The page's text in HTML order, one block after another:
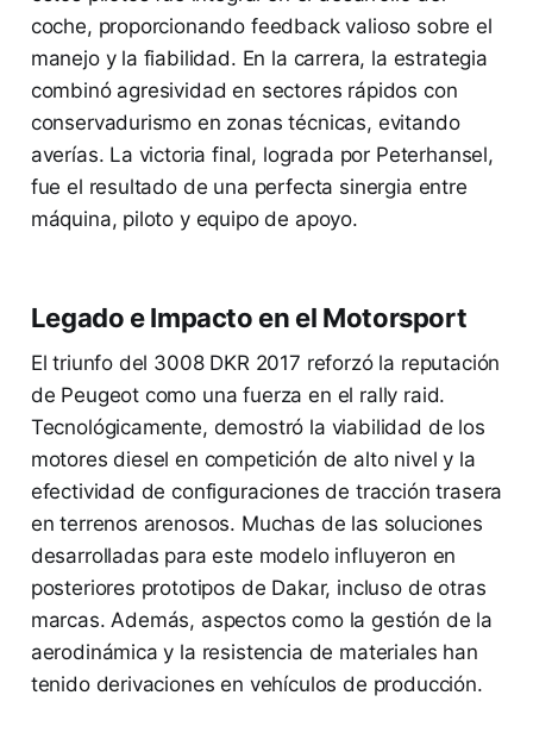
coche, proporcionando feedback valioso sobre el
manejo y la fiabilidad. En la carrera, la estrategia
combinó agresividad en sectores rápidos con
conservadurismo en zonas técnicas, evitando
averías. La victoria final, lograda por Peterhansel,
fue el resultado de una perfecta sinergia entre
máquina, piloto y equipo de apoyo.
Legado e Impacto en el Motorsport
El triunfo del 3008 DKR 2017 reforzó la reputación
de Peugeot como una fuerza en el rally raid.
Tecnológicamente, demostró la viabilidad de los
motores diesel en competición de alto nivel y la
efectividad de configuraciones de tracción trasera
en terrenos arenosos. Muchas de las soluciones
desarrolladas para este modelo influyeron en
posteriores prototipos de Dakar, incluso de otras
marcas. Además, aspectos como la gestión de la
aerodinámica y la resistencia de materiales han
tenido derivaciones en vehículos de producción.